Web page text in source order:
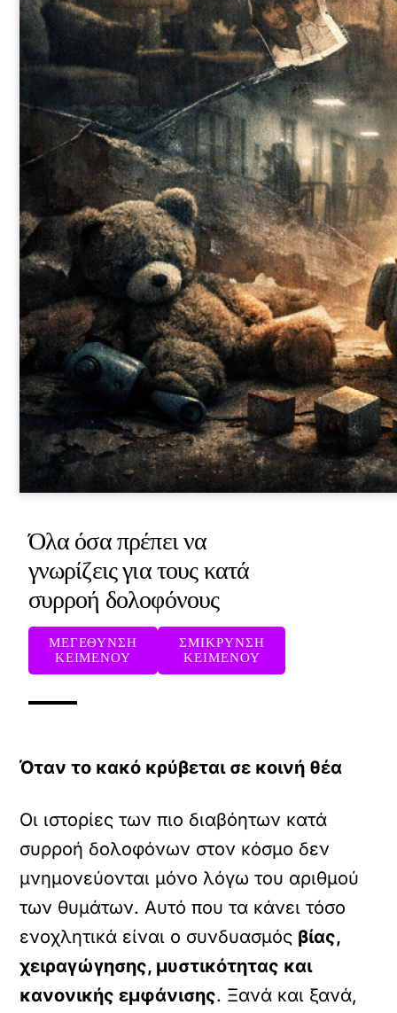
Όλα όσα πρέπει να
γνωρίζεις για τους κατά
συρροή δολοφόνους
ΜΕΓΕΘΥΝΣΗ
ΚΕΙΜΕΝΟΥ
ΣΜΙΚΡΥΝΣΗ
ΚΕΙΜΕΝΟΥ
Όταν το κακό κρύβεται σε κοινή θέα
Οι ιστορίες των πιο διαβόητων κατά
συρροή δολοφόνων στον κόσμο δεν
μνημονεύονται μόνο λόγω του αριθμού
των θυμάτων. Αυτό που τα κάνει τόσο
ενοχλητικά είναι ο συνδυασμός βίας,
χειραγώγησης, μυστικότητας και
κανονικής εμφάνισης. Ξανά και ξανά,